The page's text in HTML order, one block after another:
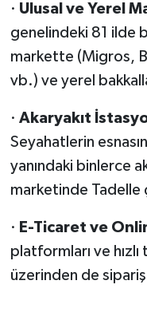
· Ulusal ve Yerel
genelindeki 81 ilde
markette (Migros,
vb.) ve yerel
· Akaryakıt
Seyahatlerin
yanındaki binlerce
marketinde Tadelle
· E-Ticaret ve
platformları ve
üzerinden de